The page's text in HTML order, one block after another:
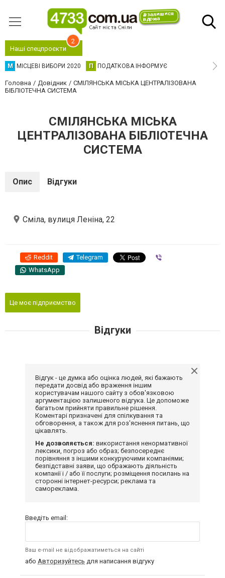
Наші спецпроєкти
2
М МІСЦЕВІ ВИБОРИ 2020 П ПОДАТКОВА ІНФОРМУЄ
Головна Довідник
СМІЛЯНСЬКА МІСЬКА ЦЕНТРАЛІЗОВАНА
БІБЛІОТЕЧНА СИСТЕМА
СМІЛЯНСЬКА МІСЬКА
ЦЕНТРАЛІЗОВАНА БІБЛІОТЕЧНА
СИСТЕМА
Опис Відгуки
Сміла, вулиця Леніна, 22
Reddit Telegram
WhatsApp
Це моє підприємство
Відгуки
Відгук - це думка або оцінка людей, які бажають
передати досвід або враження іншим
користувачам нашого сайту з обов'язковою
аргументацією залишеного відгука. Це допоможе
багатьом прийняти правильне рішення.
Коментарі призначені для спілкування та
обговорення, а також для роз'яснення питань, що
цікавлять.
Не дозволяється: використання ненормативної
лексики, погроз або образ; безпосереднє
порівняння з іншими конкуруючими компаніями;
безпідставні заяви, що ображають діяльність
компанії і / або її послуги; розміщення посилань на
сторонні інтернет-ресурси; реклама та
самореклама.
Введіть email:
Ваш e-mail не відображатиметься на сайті
або Авторизуйтесь для написання відгуку